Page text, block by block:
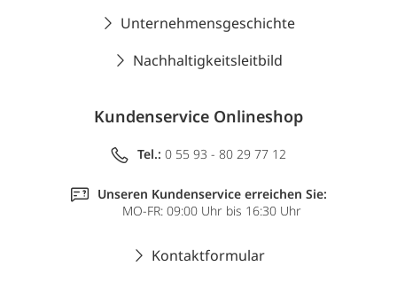
Unternehmensgeschichte
Nachhaltigkeitsleitbild
Kundenservice Onlineshop
Tel.: 0 55 93 - 80 29 77 12
Unseren Kundenservice erreichen Sie:
MO-FR: 09:00 Uhr bis 16:30 Uhr
Kontaktformular